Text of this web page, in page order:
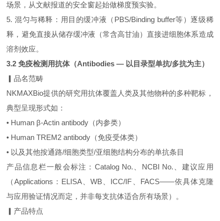
场景，从文献报道的安全窗起始做梯度预实验。
5. 混匀与稀释：用目的缓冲液（PBS/Binding buffer等）逐级稀
释，避免直接从储存缓冲液（常含高甘油）直接进细胞体系造成
溶剂效应。
3.2 免疫检测用抗体（Antibodies — 以目录型单抗/多抗为主）
▎品名范畴
NKMAXBio提供的研究用抗体覆盖人类及其他物种的多种靶标，
典型呈现形式如：
• Human β‑Actin antibody（内参类）
• Human TREM2 antibody（免疫受体类）
• 以及其他按通路/细胞类型/亚细胞结构分布的单抗条目
产品信息栏一般会标注：Catalog No.、NCBI No.、建议应用
（Applications：ELISA、WB、ICC/IF、FACS——依具体克隆
与应用验证情况而定，并非每支抗体适合所有场景）。
▎产品特点